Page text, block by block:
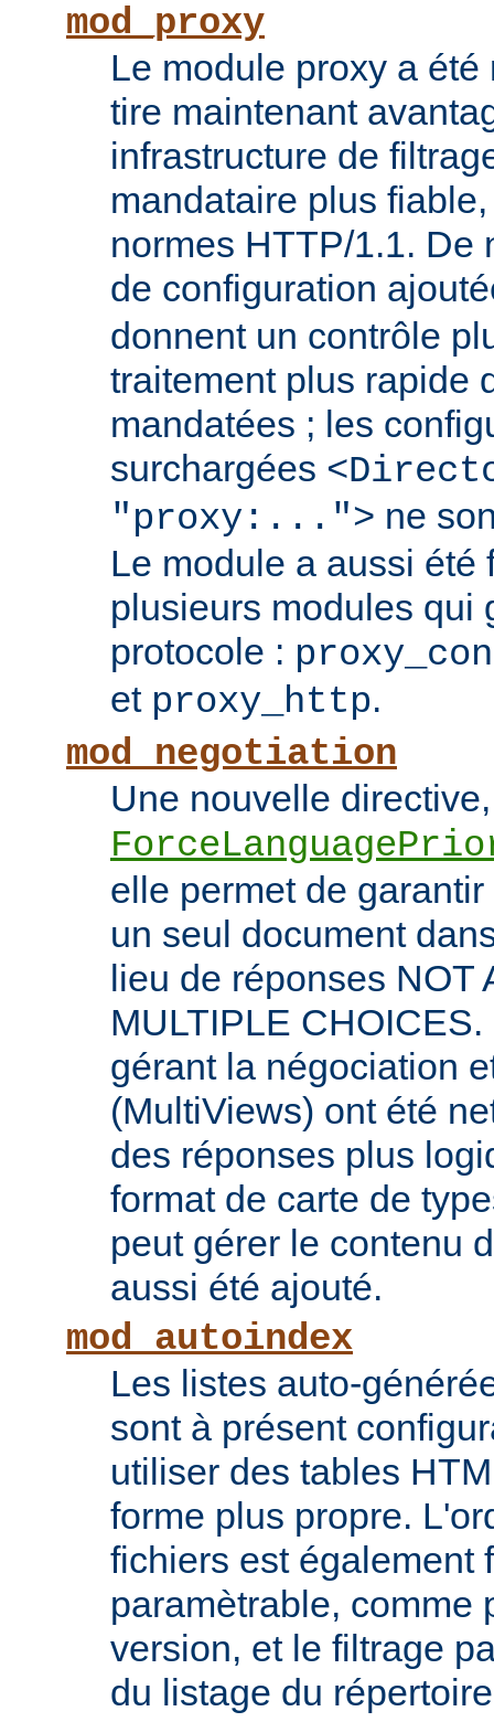
mod_proxy
Le module proxy a été
tire maintenant
infrastructure de
mandataire plus
normes HTTP/1.1. De
de configuration
donnent un contrôle
traitement plus rapide
mandatées ; les
surchargées
"proxy:..."> ne
Le module a aussi été
plusieurs modules qui
protocole :
et proxy_http.
mod_negotiation
Une nouvelle directive,
elle permet de
un seul document
lieu de réponses NOT
MULTIPLE
gérant la négociation
(MultiViews) ont été
des réponses plus
format de carte de
peut gérer le contenu
aussi été ajouté.
mod_autoindex
Les listes auto-
sont à présent
utiliser des tables
forme plus propre.
fichiers est également
paramètrable, comme
version, et le filtrage
du listage du